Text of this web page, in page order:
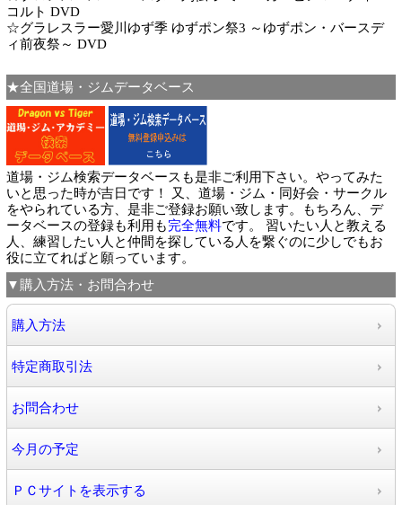
コルト DVD
☆グラレスラー愛川ゆず季 ゆずポン祭3 ～ゆずポン・バースデ
ィ前夜祭～ DVD
★全国道場・ジムデータベース
道場・ジム検索データベースも是非ご利用下さい。やってみた
いと思った時が吉日です！ 又、道場・ジム・同好会・サークル
をやられている方、是非ご登録お願い致します。もちろん、デ
ータベースの登録も利用も完全無料です。 習いたい人と教える
人、練習したい人と仲間を探している人を繋ぐのに少しでもお
役に立てればと願っています。
▼購入方法・お問合わせ
購入方法
特定商取引法
お問合わせ
今月の予定
ＰＣサイトを表示する